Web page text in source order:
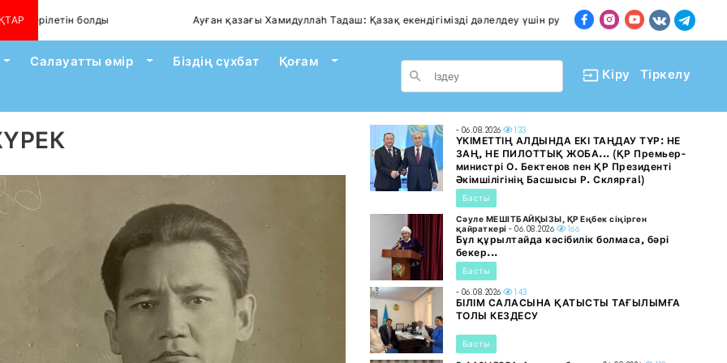
болды Ауған қазағы Хамидуллаһ Тадаш: Қазақ екендігімізді дәлелдеу үшін руымызды білу аздық етіп тұр...
Toggle Dropdown
Салауатты өмір Toggle Dropdown
Біздің сұхбат Қоғам
Toggle Dropdown
Кіру Тіркелу
- 06.08.2026 133
ҮКІМЕТТІҢ АЛДЫНДА ЕКІ ТАҢДАУ ТҰР: НЕ
ЗАҢ, НЕ ПИЛОТТЫҚ ЖОБА... (ҚР Премьер-
министрі О. Бектенов пен ҚР Президенті
Әкімшілігінің Басшысы Р. Склярға!)
Басты
Сәуле МЕШІТБАЙҚЫЗЫ, ҚР Еңбек сіңірген
қайраткері - 06.08.2026 166
Бұл құрылтайда кәсібилік болмаса, бәрі
бекер...
Басты
- 06.08.2026 143
БІЛІМ САЛАСЫНА ҚАТЫСТЫ ТАҒЫЛЫМҒА
ТОЛЫ КЕЗДЕСУ
Басты